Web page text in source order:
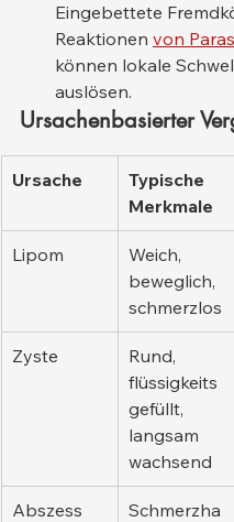
Eingebettete
Reaktionen von
können lokale
auslösen.
Ursachenbasierter
Ursache
Typische
Merkmale
Lipom
Weich,
beweglich,
schmerzlos
Zyste
Rund,
flüssigkeits
gefüllt,
langsam
wachsend
Abszess
Schmerzha